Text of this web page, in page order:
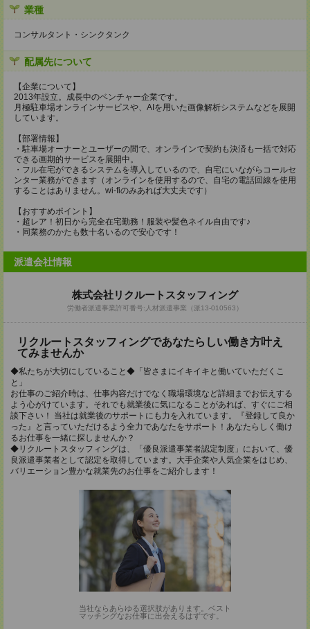
業種
コンサルタント・シンクタンク
配属先について
【企業について】
2013年設立。成長中のベンチャー企業です。
月極駐車場オンラインサービスや、AIを用いた画像解析システムなどを展開
しています。
【部署情報】
・駐車場オーナーとユーザーの間で、オンラインで契約も決済も一括で対応
できる画期的サービスを展開中。
・フル在宅ができるシステムを導入しているので、自宅にいながらコールセ
ンター業務ができます（オンラインを使用するので、自宅の電話回線を使用
することはありません。wi-fiのみあれば大丈夫です）
【おすすめポイント】
・超レア！初日から完全在宅勤務！服装や髪色ネイル自由です♪
・同業務のかたも数十名いるので安心です！
派遣会社情報
株式会社リクルートスタッフィング
労働者派遣事業許可番号:人材派遣事業（派13-010563）
リクルートスタッフィングであなたらしい働き方叶え
てみませんか
◆私たちが大切にしていること◆「皆さまにイキイキと働いていただくこ
と」
お仕事のご紹介時は、仕事内容だけでなく職場環境など詳細までお伝えする
よう心がけています。それでも就業後に気になることがあれば、すぐにご相
談下さい！ 当社は就業後のサポートにも力を入れています。『登録して良か
った』と言っていただけるよう全力であなたをサポート！あなたらしく働け
るお仕事を一緒に探しませんか？
◆リクルートスタッフィングは、「優良派遣事業者認定制度」において、優
良派遣事業者として認定を取得しています。大手企業や人気企業をはじめ、
バリエーション豊かな就業先のお仕事をご紹介します！
当社ならあらゆる選択肢があります。ベスト
マッチングなお仕事に出会えるはずです。